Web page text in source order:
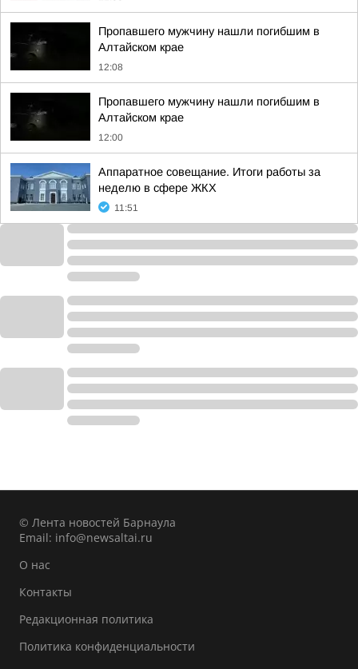
Пропавшего мужчину нашли погибшим в
Алтайском крае
12:08
Пропавшего мужчину нашли погибшим в
Алтайском крае
12:00
Аппаратное совещание. Итоги работы за
неделю в сфере ЖКХ
11:51
© Лента новостей Барнаула
Email: info@newsaltai.ru
О нас
Контакты
Редакционная политика
Политика конфиденциальности